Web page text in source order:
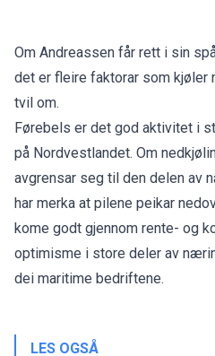
Om Andreassen får rett i sin
det er fleire faktorar som kjøler
tvil om.
Førebels er det god aktivitet i
på Nordvestlandet. Om
avgrensar seg til den delen av
har merka at pilene peikar
kome godt gjennom rente- og
optimisme i store deler av
dei maritime bedriftene.
LES OGSÅ